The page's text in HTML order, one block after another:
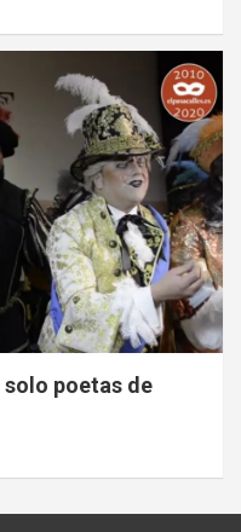
solo poetas de